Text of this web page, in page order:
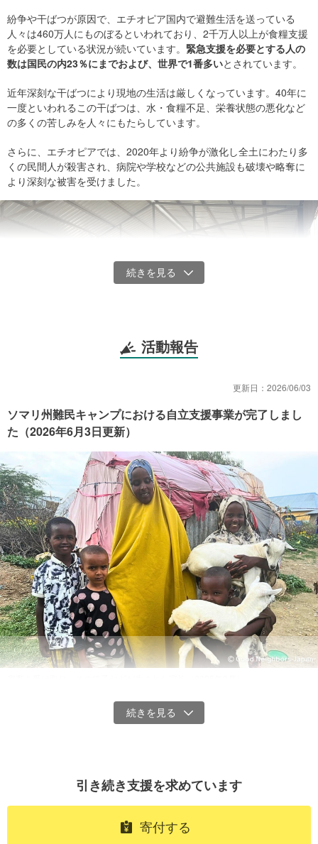
紛争や干ばつが原因で、エチオピア国内で避難生活を送っている
人々は460万人にものぼるといわれており、2千万人以上が食糧支援
を必要としている状況が続いています。 緊急支援を必要とする人の
数は国民の内23％にまでおよび、世界で1番多いとされています。
近年深刻な干ばつにより現地の生活は厳しくなっています。40年に
一度といわれるこの干ばつは、水・食糧不足、栄養状態の悪化など
の多くの苦しみを人々にもたらしています。
さらに、エチオピアでは、2020年より紛争が激化し全土にわたり多
くの民間人が殺害され、病院や学校などの公共施設も破壊や略奪に
より深刻な被害を受けました。
避難所の様子
「一日に1食しか食べられない日もあります。その1食ですら、一つ
のパンを3，4人で分け合うこともあります。この状況が続けば多く
の人が亡くなってしまいます。」
避難民リーダーがこのように語っているほど、現地では食料が不足
しており、ひとりひとりが十分に栄養をとれているとは言い難い状
況です。この状況が続くことでさらに多くの命が危機にさらされて
しまいます。
この危機的状況を受け、グッドネーバーズ・ジャパンは【エチオピ
ア 命をつなぐ支援】プロジェクトを開始しました。
活動報告
更新日： 2026/06/03
ソマリ州難民キャンプにおける自立支援事業が完了しまし
た（2026年6月3日更新）
エチオピアは、難民受け入れ数がアフリカで2番目に多い国であり、
南スーダンやソマリアなど周辺国から多くの難民を受け入れていま
とりわけ、エチオピア東部のソマリ州には多数のソマリア難民が暮
らしており、住環境の脆弱（ぜいじゃく）さや生計手段の不足とい
った課題が深刻化しています。さらにソマリ州では干ばつの影響で
引き続き支援を求めています
寄付する